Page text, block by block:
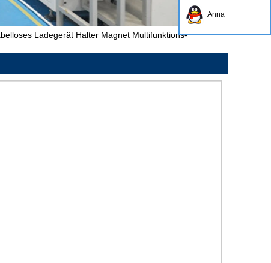
Ladegerät Halter Magnet Multifunktions-
Anna